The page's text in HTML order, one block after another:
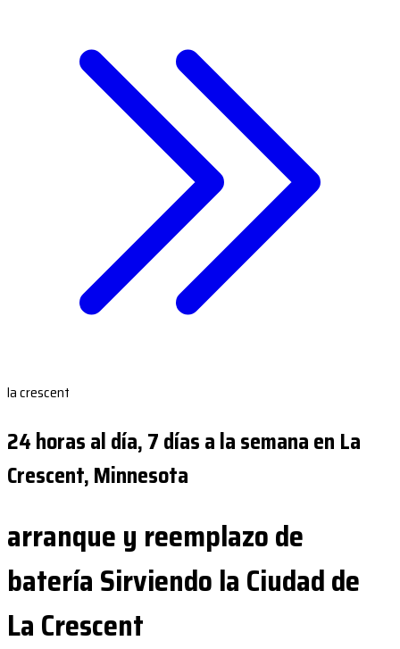
la crescent
24 horas al día, 7 días a la semana en La
Crescent, Minnesota
arranque y reemplazo de
batería Sirviendo la Ciudad de
La Crescent